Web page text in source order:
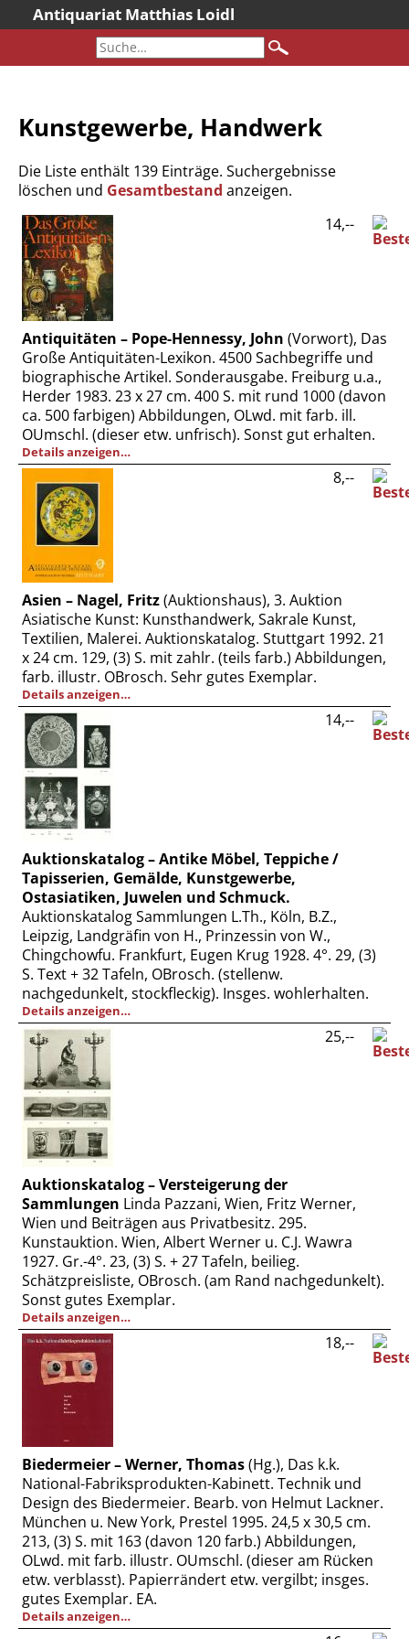
Antiquariat Matthias Loidl
Aktuelles
Neueingänge
Gesamtbestand
Sonderangebote
Katalogarchiv
Newsletter
Über uns
Kontakt
Warenkorb
Versandkosten
AGB
Vertrag widerrufen
Widerrufsbelehrung
Datenschutz
Impressum
Kunstgewerbe, Handwerk
Die Liste enthält 139 Einträge. Suchergebnisse
löschen und Gesamtbestand anzeigen.
Antiquitäten – Pope-Hennessy, John (Vorwort), Das
Große Antiquitäten-Lexikon. 4500 Sachbegriffe und
biographische Artikel. Sonderausgabe. Freiburg u.a.,
Herder 1983. 23 x 27 cm. 400 S. mit rund 1000 (davon
ca. 500 farbigen) Abbildungen, OLwd. mit farb. ill.
OUmschl. (dieser etw. unfrisch). Sonst gut erhalten.
Details anzeigen…
14,--
Asien – Nagel, Fritz(Auktionshaus), 3. Auktion
Asiatische Kunst: Kunsthandwerk, Sakrale Kunst,
Textilien, Malerei. Auktionskatalog. Stuttgart 1992. 21
x 24 cm. 129, (3) S. mit zahlr. (teils farb.) Abbildungen,
farb. illustr. OBrosch. Sehr gutes Exemplar.
Details anzeigen…
8,--
Auktionskatalog – Antike Möbel, Teppiche /
Tapisserien, Gemälde, Kunstgewerbe,
Ostasiatiken, Juwelen und Schmuck.
Auktionskatalog Sammlungen L.Th., Köln, B.Z.,
Leipzig, Landgräfin von H., Prinzessin von W.,
Chingchowfu. Frankfurt, Eugen Krug 1928. 4°. 29, (3)
S. Text + 32 Tafeln, OBrosch. (stellenw.
nachgedunkelt, stockfleckig). Insges. wohlerhalten.
Details anzeigen…
14,--
Auktionskatalog – Versteigerung der
Sammlungen Linda Pazzani, Wien, Fritz Werner,
Wien und Beiträgen aus Privatbesitz. 295.
Kunstauktion. Wien, Albert Werner u. C.J. Wawra
1927. Gr.-4°. 23, (3) S. + 27 Tafeln, beilieg.
Schätzpreisliste, OBrosch. (am Rand nachgedunkelt).
Sonst gutes Exemplar.
Details anzeigen…
25,--
Biedermeier – Werner, Thomas(Hg.), Das k.k.
National-Fabriksprodukten-Kabinett. Technik und
Design des Biedermeier. Bearb. von Helmut Lackner.
München u. New York, Prestel 1995. 24,5 x 30,5 cm.
213, (3) S. mit 163 (davon 120 farb.) Abbildungen,
OLwd. mit farb. illustr. OUmschl. (dieser am Rücken
etw. verblasst). Papierrändert etw. vergilbt; insges.
gutes Exemplar. EA.
Details anzeigen…
18,--